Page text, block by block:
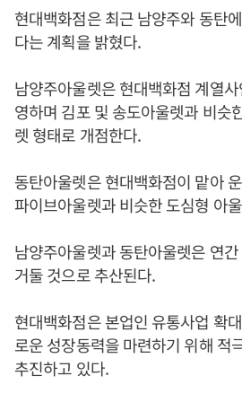
현대백화점은 최근 남양주와 동탄
다는 계획을 밝혔다.
남양주아울렛은 현대백화점 계열
영하며 김포 및 송도아울렛과 비슷
렛 형태로 개점한다.
동탄아울렛은 현대백화점이 맡아
파이브아울렛과 비슷한 도심형 아
남양주아울렛과 동탄아울렛은 연
거둘 것으로 추산된다.
현대백화점은 본업인 유통사업 확
로운 성장동력을 마련하기 위해 적
추진하고 있다.